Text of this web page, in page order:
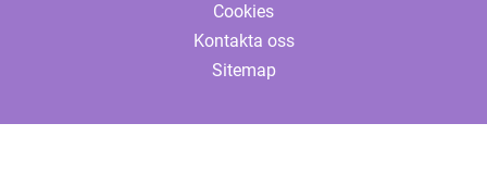
Cookies
Kontakta oss
Sitemap